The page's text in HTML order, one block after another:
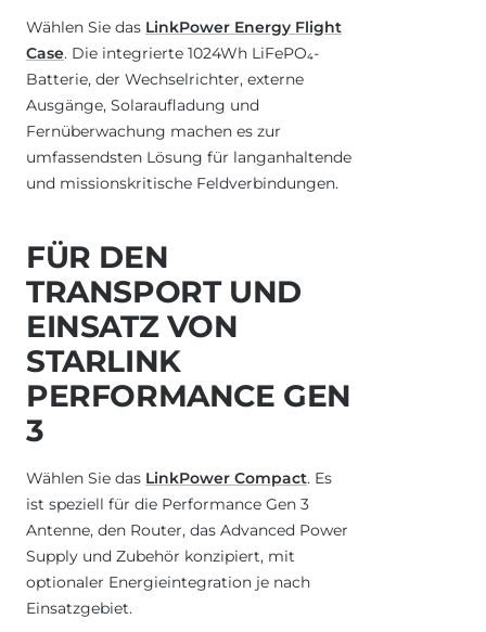
Wählen Sie das LinkPower Energy Flight
Case. Die integrierte 1024Wh LiFePO₄-
Batterie, der Wechselrichter, externe
Ausgänge, Solaraufladung und
Fernüberwachung machen es zur
umfassendsten Lösung für langanhaltende
und missionskritische Feldverbindungen.
FÜR DEN
TRANSPORT UND
EINSATZ VON
STARLINK
PERFORMANCE GEN
3
Wählen Sie das LinkPower Compact. Es
ist speziell für die Performance Gen 3
Antenne, den Router, das Advanced Power
Supply und Zubehör konzipiert, mit
optionaler Energieintegration je nach
Einsatzgebiet.